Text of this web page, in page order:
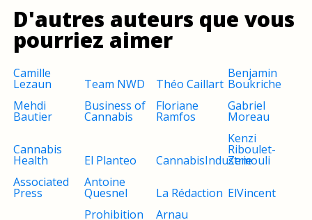
D'autres auteurs que vous
pourriez aimer
Camille
Lezaun Team NWD Théo Caillart
Benjamin
Boukriche
Mehdi
Bautier
Business of
Cannabis
Floriane
Ramfos
Gabriel
Moreau
Cannabis
Health El Planteo CannabisIndustrie
Kenzi
Riboulet-
Zemouli
Associated
Press
Antoine
Quesnel La Rédaction ElVincent
Prohibition Arnau